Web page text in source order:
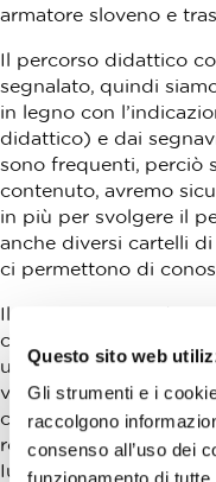
Questo sito web
Gli strumenti e i
raccolgono
consenso all’uso dei
armatore sloveno e
Il percorso didattico
segnalato, quindi
in legno con
didattico) e dai
sono frequenti, perciò
contenuto, avremo
in più per svolgere il
anche diversi cartelli
ci permettono di
Il percorso si snoda
compatte, solo per
una strada asfaltata, e
volta si sale un po’
conduce verso il luogo
romana, da cui prende
Iuliarum ovvero il